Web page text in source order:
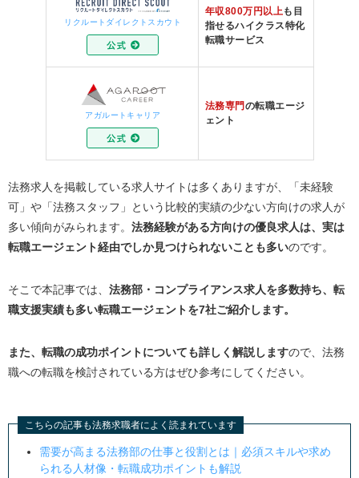
リクルートダイレクトスカウト
年収800万円以上 も目
指せるハイクラス特化
転職サービス
アガルートキャリア
法務専門 の転職エージ
ェント
法務求人を掲載している求人サイトは多くありますが、「未経験
可」や「法務スタッフ」という比較的実績の少ない方向けの求人が
多い傾向がみられます。 法務経験がある方向けの優良求人は、実は
転職エージェント経由でしか見つけられないことも多いのです。
そこで本記事では、 法務部・コンプライアンス求人を多数持ち、転
職支援実績も多い転職エージェントを7社ご紹介します。
また、転職の成功ポイントについても詳しく解説しますので、法務
職への転職を検討されている方はぜひ参考にしてください。
こちらの記事も法務求職者によく読まれています
需要が高まる法務部の仕事と役割とは｜必須スキルや求め
られる人材像・転職成功ポイントも解説